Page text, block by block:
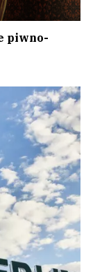
piwno-